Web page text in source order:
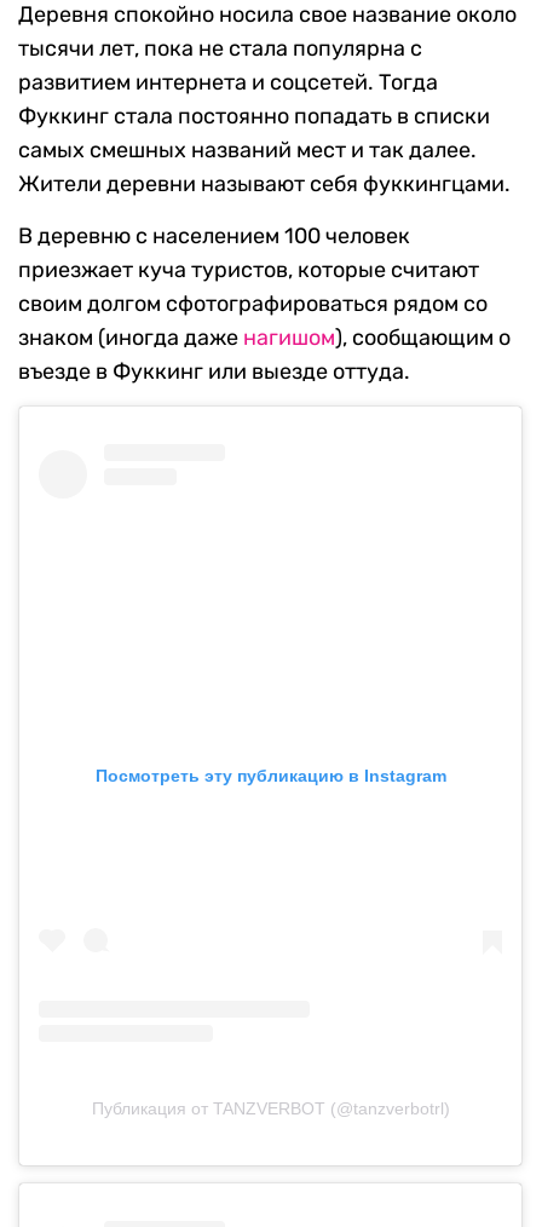
Деревня спокойно носила свое название около
тысячи лет, пока не стала популярна с
развитием интернета и соцсетей. Тогда
Фуккинг стала постоянно попадать в списки
самых смешных названий мест и так далее.
Жители деревни называют себя фуккингцами.
В деревню с населением 100 человек
приезжает куча туристов, которые считают
своим долгом сфотографироваться рядом со
знаком (иногда даже нагишом), сообщающим о
въезде в Фуккинг или выезде оттуда.
Посмотреть эту публикацию в Instagram
Публикация от TANZVERBOT (@tanzverbotrl)